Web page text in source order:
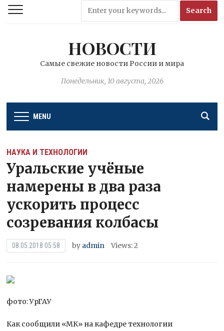
НОВОСТИ
Самые свежие новости России и мира
Понедельник, 10 августа, 2026
MENU
НАУКА И ТЕХНОЛОГИИ
Уральские учёные
намерены в два раза
ускорить процесс
созревания колбасы
08.05.2018 05:58 by admin Views: 2
фото: УрГАУ
Как сообщили «МК» на кафедре технологии